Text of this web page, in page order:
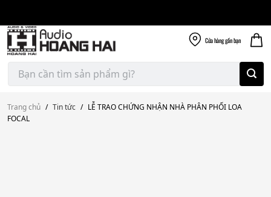
content
Cửa hànggần bạn
Tìm
kiếm:
Trang chủ / Tin tức / LỄ TRAO CHỨNG NHẬN NHÀ PHÂN PHỐI LOA
FOCAL